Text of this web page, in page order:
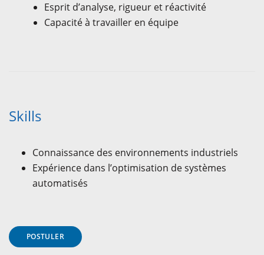
Esprit d’analyse, rigueur et réactivité
Capacité à travailler en équipe
Skills
Connaissance des environnements industriels
Expérience dans l’optimisation de systèmes
automatisés
POSTULER